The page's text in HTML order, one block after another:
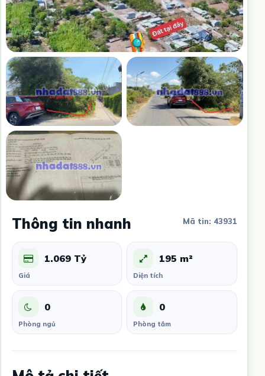
Thông tin nhanh Mã tin: 43931
1.069 Tỷ
Giá
195 m²
Diện tích
0
Phòng ngủ
0
Phòng tắm